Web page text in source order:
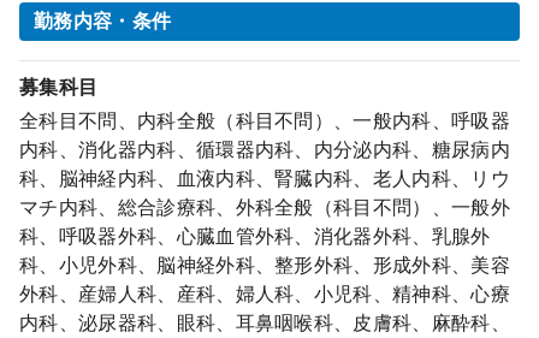
勤務内容・条件
募集科目
全科目不問、内科全般（科目不問）、一般内科、呼吸器
内科、消化器内科、循環器内科、内分泌内科、糖尿病内
科、脳神経内科、血液内科、腎臓内科、老人内科、リウ
マチ内科、総合診療科、外科全般（科目不問）、一般外
科、呼吸器外科、心臓血管外科、消化器外科、乳腺外
科、小児外科、脳神経外科、整形外科、形成外科、美容
外科、産婦人科、産科、婦人科、小児科、精神科、心療
内科、泌尿器科、眼科、耳鼻咽喉科、皮膚科、麻酔科、